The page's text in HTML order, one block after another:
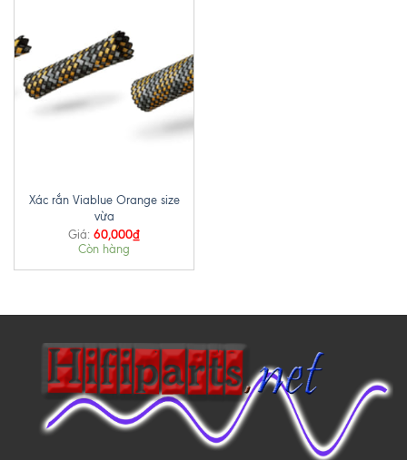
Xác rắn Viablue Orange size
vừa
Giá: 60,000₫
Còn hàng